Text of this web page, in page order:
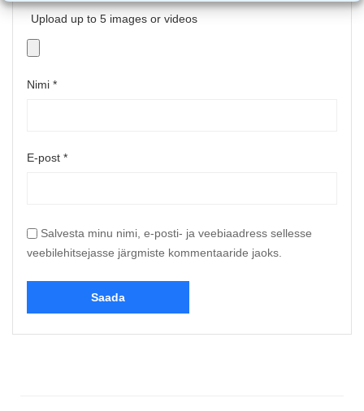
Upload up to 5 images or videos
Nimi *
E-post *
Salvesta minu nimi, e-posti- ja veebiaadress sellesse
veebilehitsejasse järgmiste kommentaaride jaoks.